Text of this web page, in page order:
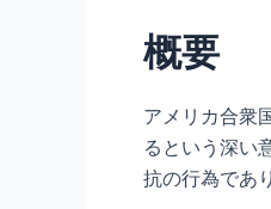
概要
アメリカ合衆
るという深い
抗の行為であ